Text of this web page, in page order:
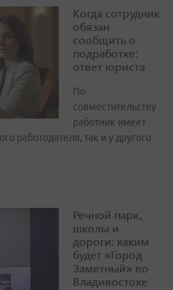
Когда сотрудник
обязан
сообщить о
подработке:
ответ юриста
По
совместительству
работник имеет
работодателя, так и у другого
Речной парк,
школы и
дороги: каким
будет «Город
Заметный» во
Владивостоке